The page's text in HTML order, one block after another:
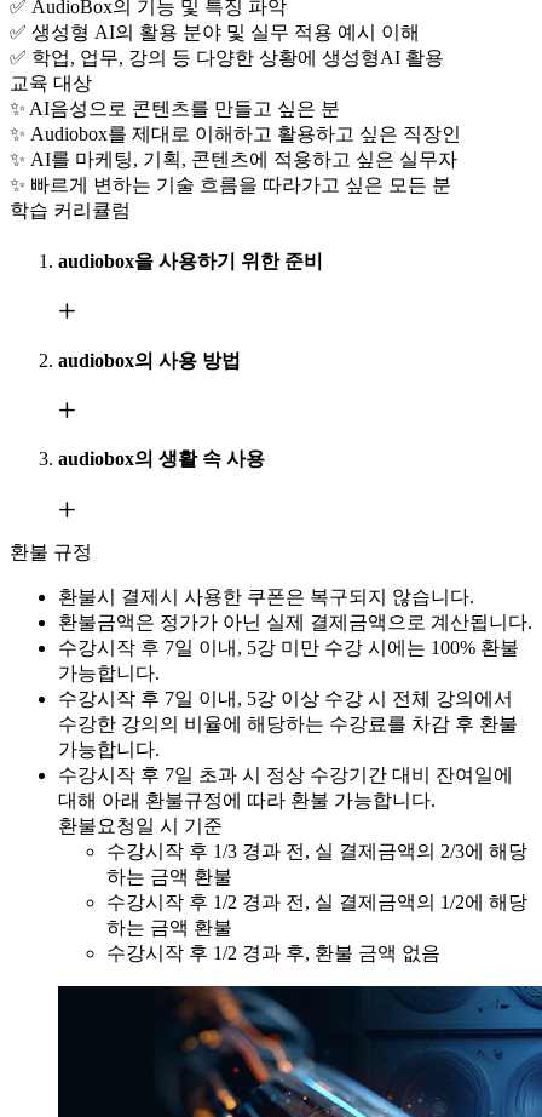
✅ AudioBox의 기능 및 특징 파악
✅ 생성형 AI의 활용 분야 및 실무 적용 예시 이해
✅ 학업, 업무, 강의 등 다양한 상황에 생성형AI 활용
교육 대상
✨ AI음성으로 콘텐츠를 만들고 싶은 분
✨ Audiobox를 제대로 이해하고 활용하고 싶은 직장인
✨ AI를 마케팅, 기획, 콘텐츠에 적용하고 싶은 실무자
✨ 빠르게 변하는 기술 흐름을 따라가고 싶은 모든 분
학습 커리큘럼
audiobox을 사용하기 위한 준비
audiobox의 사용 방법
audiobox의 생활 속 사용
환불 규정
환불시 결제시 사용한 쿠폰은 복구되지 않습니다.
환불금액은 정가가 아닌 실제 결제금액으로 계산됩니다.
수강시작 후 7일 이내, 5강 미만 수강 시에는 100% 환불
가능합니다.
수강시작 후 7일 이내, 5강 이상 수강 시 전체 강의에서
수강한 강의의 비율에 해당하는 수강료를 차감 후 환불
가능합니다.
수강시작 후 7일 초과 시 정상 수강기간 대비 잔여일에
대해 아래 환불규정에 따라 환불 가능합니다.
환불요청일 시 기준
수강시작 후 1/3 경과 전, 실 결제금액의 2/3에 해당
하는 금액 환불
수강시작 후 1/2 경과 전, 실 결제금액의 1/2에 해당
하는 금액 환불
수강시작 후 1/2 경과 후, 환불 금액 없음